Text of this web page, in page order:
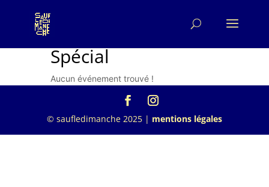
Spécial
Aucun événement trouvé !
© saufledimanche 2025 | mentions légales